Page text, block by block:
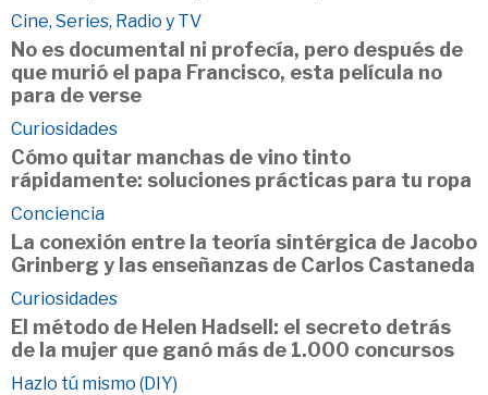
Cine, Series, Radio y TV
No es documental ni profecía, pero después de
que murió el papa Francisco, esta película no
para de verse
Curiosidades
Cómo quitar manchas de vino tinto
rápidamente: soluciones prácticas para tu ropa
Conciencia
La conexión entre la teoría sintérgica de Jacobo
Grinberg y las enseñanzas de Carlos Castaneda
Curiosidades
El método de Helen Hadsell: el secreto detrás
de la mujer que ganó más de 1.000 concursos
Hazlo tú mismo (DIY)